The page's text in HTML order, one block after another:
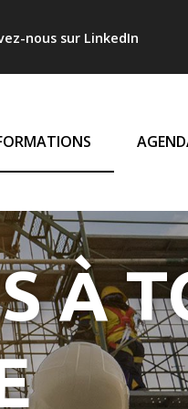
nous sur LinkedIn
À